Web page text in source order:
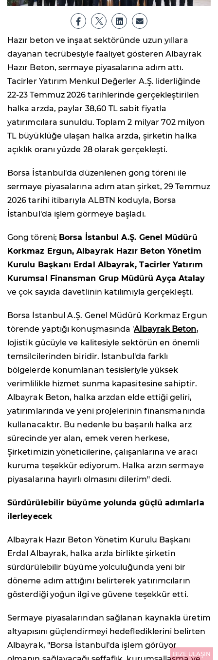
Hazır beton ve inşaat sektöründe uzun yıllara
dayanan tecrübesiyle faaliyet gösteren Albayrak
Hazır Beton, sermaye piyasalarına adım attı.
Tacirler Yatırım Menkul Değerler A.Ş. liderliğinde
22-23 Temmuz 2026 tarihlerinde gerçekleştirilen
halka arzda, paylar 38,60 TL sabit fiyatla
yatırımcılara sunuldu. Toplam 2 milyar 702 milyon
TL büyüklüğe ulaşan halka arzda, şirketin halka
açıklık oranı yüzde 28 olarak gerçekleşti.
Borsa İstanbul'da düzenlenen gong töreni ile
sermaye piyasalarına adım atan şirket, 29 Temmuz
2026 tarihi itibarıyla ALBTN koduyla, Borsa
İstanbul'da işlem görmeye başladı.
Gong töreni; Borsa İstanbul A.Ş. Genel Müdürü
Korkmaz Ergun, Albayrak Hazır Beton Yönetim
Kurulu Başkanı Erdal Albayrak, Tacirler Yatırım
Kurumsal Finansman Grup Müdürü Ayça Atalay
ve çok sayıda davetlinin katılımıyla gerçekleşti.
Borsa İstanbul A.Ş. Genel Müdürü Korkmaz Ergun
törende yaptığı konuşmasında 'Albayrak Beton,
lojistik gücüyle ve kalitesiyle sektörün en önemli
temsilcilerinden biridir. İstanbul'da farklı
bölgelerde konumlanan tesisleriyle yüksek
verimlilikle hizmet sunma kapasitesine sahiptir.
Albayrak Beton, halka arzdan elde ettiği geliri,
yatırımlarında ve yeni projelerinin finansmanında
kullanacaktır. Bu nedenle bu başarılı halka arz
sürecinde yer alan, emek veren herkese,
Şirketimizin yöneticilerine, çalışanlarına ve aracı
kuruma teşekkür ediyorum. Halka arzın sermaye
piyasalarına hayırlı olmasını dilerim" dedi.
Sürdürülebilir büyüme yolunda güçlü adımlarla
ilerleyecek
Albayrak Hazır Beton Yönetim Kurulu Başkanı
Erdal Albayrak, halka arzla birlikte şirketin
sürdürülebilir büyüme yolculuğunda yeni bir
döneme adım attığını belirterek yatırımcıların
gösterdiği yoğun ilgi ve güvene teşekkür etti.
Sermaye piyasalarından sağlanan kaynakla üretim
altyapısını güçlendirmeyi hedeflediklerini belirten
Albayrak, "Borsa İstanbul'da işlem görüyor
BİZE ULAŞIN